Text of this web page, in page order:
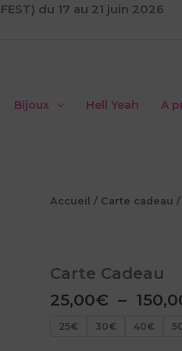
du 17 au 21 juin 2026
Bijoux Hell Yeah A
Accueil / Carte cadeau /
Carte Cadeau
25,00€ –
25€ 30€ 40€